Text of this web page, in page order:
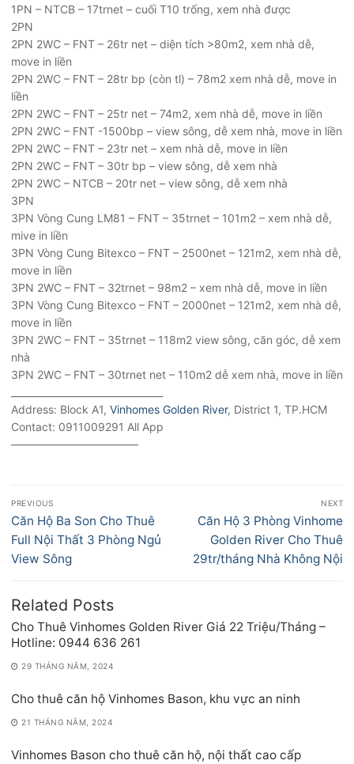
1PN – NTCB – 17trnet – cuối T10 trống, xem nhà được
2PN
2PN 2WC – FNT – 26tr net – diện tích >80m2, xem nhà dễ,
move in liền
2PN 2WC – FNT – 28tr bp (còn tl) – 78m2 xem nhà dễ, move in
liền
2PN 2WC – FNT – 25tr net – 74m2, xem nhà dễ, move in liền
2PN 2WC – FNT -1500bp – view sông, dễ xem nhà, move in liền
2PN 2WC – FNT – 23tr net – xem nhà dễ, move in liền
2PN 2WC – FNT – 30tr bp – view sông, dễ xem nhà
2PN 2WC – NTCB – 20tr net – view sông, dễ xem nhà
3PN
3PN Vòng Cung LM81 – FNT – 35trnet – 101m2 – xem nhà dễ,
mive in liền
3PN Vòng Cung Bitexco – FNT – 2500net – 121m2, xem nhà dễ,
move in liền
3PN 2WC – FNT – 32trnet – 98m2 – xem nhà dễ, move in liền
3PN Vòng Cung Bitexco – FNT – 2000net – 121m2, xem nhà dễ,
move in liền
3PN 2WC – FNT – 35trnet – 118m2 view sông, căn góc, dễ xem
nhà
3PN 2WC – FNT – 30trnet net – 110m2 dễ xem nhà, move in liền
Address: Block A1, Vinhomes Golden River, District 1, TP.HCM
Contact: 0911009291 All App
———————————–
Điều
hướng
bài
viết
PREVIOUS
Previous
post:
Căn Hộ Ba Son Cho Thuê
Full Nội Thất 3 Phòng Ngủ
View Sông
NEXT
Next
post:
Căn Hộ 3 Phòng Vinhome
Golden River Cho Thuê
29tr/tháng Nhà Không Nội
Related Posts
Cho Thuê Vinhomes Golden River Giá 22 Triệu/Tháng –
Hotline: 0944 636 261
29 THÁNG NĂM, 2024
Cho thuê căn hộ Vinhomes Bason, khu vực an ninh
21 THÁNG NĂM, 2024
Vinhomes Bason cho thuê căn hộ, nội thất cao cấp